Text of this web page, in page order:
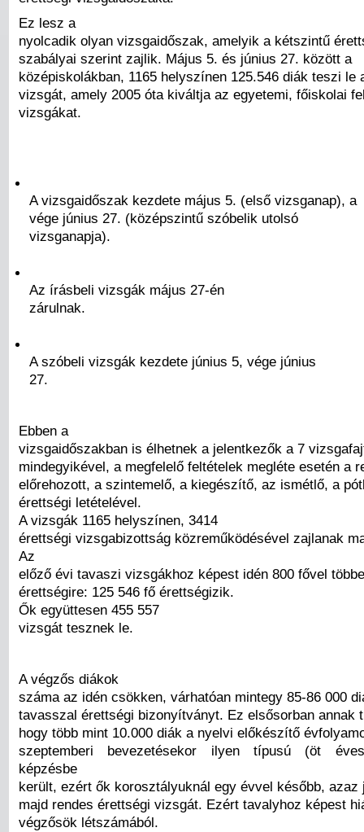
Ez lesz a
nyolcadik olyan vizsgaidőszak, amelyik a kétszintű
szabályai szerint zajlik. Május 5. és június 27. között a
középiskolákban, 1165 helyszínen 125.546 diák teszi le
vizsgát, amely 2005 óta kiváltja az egyetemi, főiskolai
vizsgákat.
A vizsgaidőszak kezdete május 5. (első vizsganap), a
vége június 27. (középszintű szóbelik utolsó
vizsganapja).
Az írásbeli vizsgák május 27-én
zárulnak.
A szóbeli vizsgák kezdete június 5, vége június
27.
Ebben a
vizsgaidőszakban is élhetnek a jelentkezők a 7
mindegyikével, a megfelelő feltételek megléte esetén a
előrehozott, a szintemelő, a kiegészítő, az ismétlő, a
érettségi letételével.
A vizsgák 1165 helyszínen, 3414
érettségi vizsgabizottság közreműködésével zajlanak
Az
előző évi tavaszi vizsgákhoz képest idén 800 fővel
érettségire: 125 546 fő érettségizik.
Ők együttesen 455 557
vizsgát tesznek le.
A végzős diákok
száma az idén csökken, várhatóan mintegy 85-86 000
tavasszal érettségi bizonyítványt. Ez elsősorban annak
hogy több mint 10.000 diák a nyelvi előkészítő
szeptemberi bevezetésekor ilyen típusú (öt
képzésbe
került, ezért ők korosztályuknál egy évvel később, azaz
majd rendes érettségi vizsgát. Ezért tavalyhoz képest
végzősök létszámából.